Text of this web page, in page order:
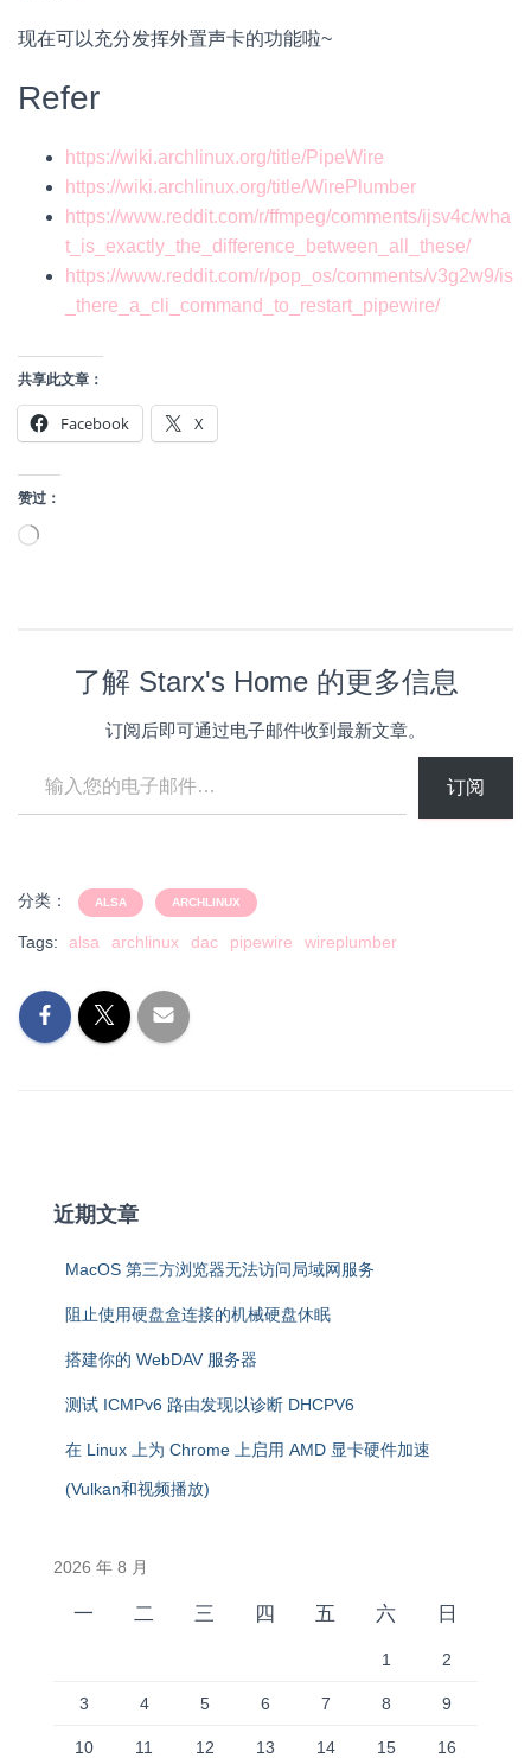
现在可以充分发挥外置声卡的功能啦~
Refer
https://wiki.archlinux.org/title/PipeWire
https://wiki.archlinux.org/title/WirePlumber
https://www.reddit.com/r/ffmpeg/comments/ijsv4c/wha
t_is_exactly_the_difference_between_all_these/
https://www.reddit.com/r/pop_os/comments/v3g2w9/is
_there_a_cli_command_to_restart_pipewire/
共享此文章：
Facebook X
赞过：
正
了解 Starx's Home 的更多信息
订阅后即可通过电子邮件收到最新文章。
订阅
分类： ALSA ARCHLINUX
Tags: alsa archlinux dac pipewire wireplumber
近期文章
MacOS 第三方浏览器无法访问局域网服务
阻止使用硬盘盒连接的机械硬盘休眠
搭建你的 WebDAV 服务器
测试 ICMPv6 路由发现以诊断 DHCPV6
在 Linux 上为 Chrome 上启用 AMD 显卡硬件加速
(Vulkan和视频播放)
2026 年 8 月
一 二 三 四 五 六 日
1 2
3 4 5 6 7 8 9
10 11 12 13 14 15 16